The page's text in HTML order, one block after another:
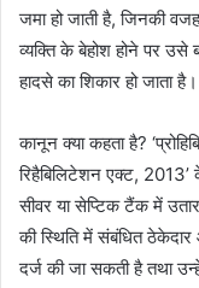
जमा हो जाती है, जिनकी
व्यक्ति के बेहोश होने पर उसे
हादसे का शिकार हो जाता है।
कानून क्या कहता है?
रिहैबिलिटेशन एक्ट, 2013’
सीवर या सेप्टिक टैंक में
की स्थिति में संबंधित
दर्ज की जा सकती है तथा